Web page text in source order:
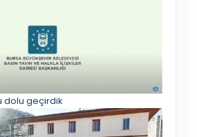
dolu geçirdik